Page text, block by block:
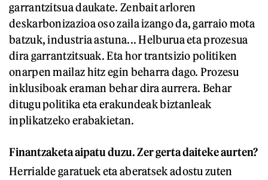
garrantzitsua daukate. Zenbait arloren
deskarbonizazioa oso zaila izango da, garraio mota
batzuk, industria astuna... Helburua eta prozesua
dira garrantzitsuak. Eta hor trantsizio politiken
onarpen mailaz hitz egin beharra dago. Prozesu
inklusiboak eraman behar dira aurrera. Behar
ditugu politika eta erakundeak biztanleak
inplikatzeko erabakietan.
Finantzaketa aipatu duzu. Zer gerta daiteke aurten?
Herrialde garatuek eta aberatsek adostu zuten